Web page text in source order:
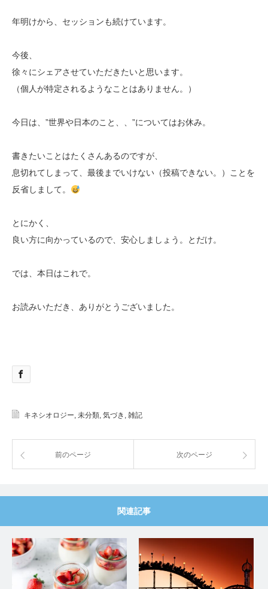
年明けから、セッションも続けています。
今後、
徐々にシェアさせていただきたいと思います。
（個人が特定されるようなことはありません。）
今日は、”世界や日本のこと、、”についてはお休み。
書きたいことはたくさんあるのですが、
息切れてしまって、最後までいけない（投稿できない。）ことを
反省しまして。
とにかく、
良い方に向かっているので、安心しましょう。とだけ。
では、本日はこれで。
お読みいただき、ありがとうございました。
キネシオロジー, 未分類, 気づき , 雑記
前のページ 次のページ
関連記事